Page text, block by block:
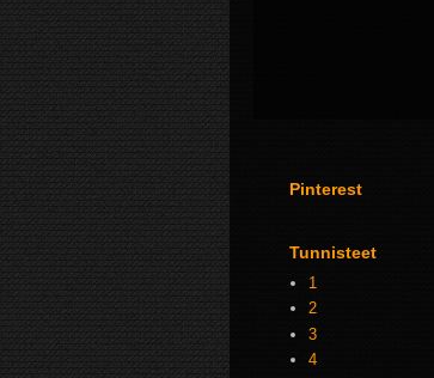
Pinterest
Tunnisteet
1
2
3
4